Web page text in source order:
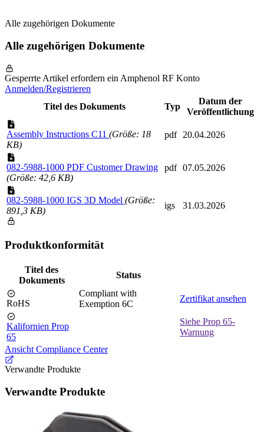
Alle zugehörigen Dokumente
Alle zugehörigen Dokumente
Gesperrte Artikel erfordern ein Amphenol RF Konto
Anmelden/Registrieren
Titel des Dokuments
Typ
Datum der
Veröffentlichung
Assembly Instructions C11 (Größe: 18
KB)
pdf 20.04.2026
082-5988-1000 PDF Customer Drawing
(Größe: 42,6 KB)
pdf 07.05.2026
082-5988-1000 IGS 3D Model (Größe:
891,3 KB)
igs 31.03.2026
Produktkonformität
Titel des
Dokuments
Status
RoHS
Compliant with
Exemption 6C
Zertifikat ansehen
Kalifornien Prop
65
Siehe Prop 65-
Warnung
Ansicht Compliance Center
Verwandte Produkte
Verwandte Produkte